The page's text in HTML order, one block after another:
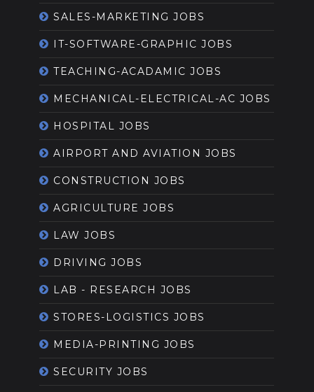
SALES-MARKETING JOBS
IT-SOFTWARE-GRAPHIC JOBS
TEACHING-ACADAMIC JOBS
MECHANICAL-ELECTRICAL-AC JOBS
HOSPITAL JOBS
AIRPORT AND AVIATION JOBS
CONSTRUCTION JOBS
AGRICULTURE JOBS
LAW JOBS
DRIVING JOBS
LAB - RESEARCH JOBS
STORES-LOGISTICS JOBS
MEDIA-PRINTING JOBS
SECURITY JOBS